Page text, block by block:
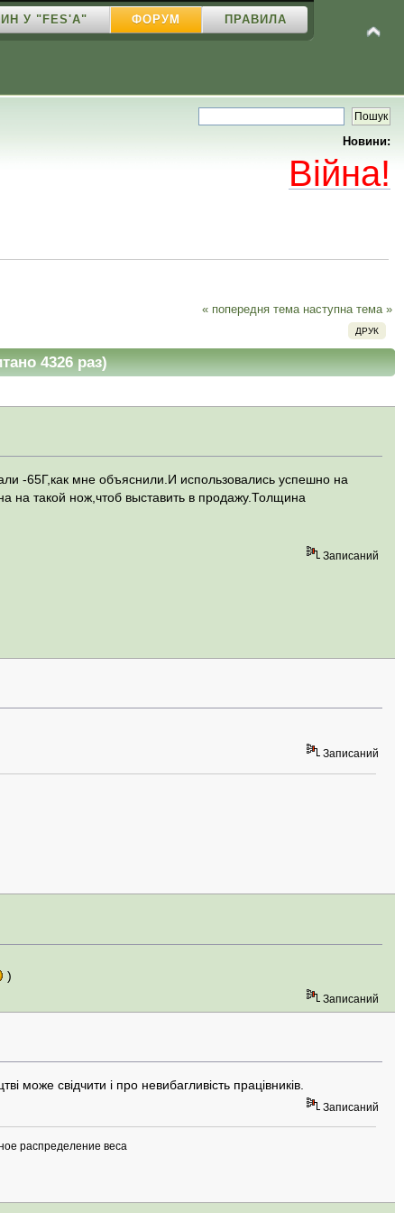
У "FES'A" ФОРУМ ПРАВИЛА
Новини:
Війна!
« попередня тема наступна тема »
ДРУК
4326 раз)
-65Г,как мне объяснили.И использовались успешно на
на такой нож,чтоб выставить в продажу.Толщина
Записаний
Записаний
)
Записаний
свідчити і про невибагливість працівників.
Записаний
распределение веса